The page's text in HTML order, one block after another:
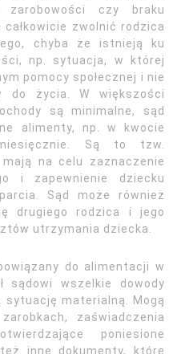
zarobowości czy braku
zwolnić rodzica
chyba że istnieją ku
np. sytuacja, w której
pomocy społecznej i nie
do życia. W większości
są minimalne, sąd
alimenty, np. w kwocie
Są to tzw.
na celu zaznaczenie
i zapewnienie dziecku
Sąd może również
drugiego rodzica i jego
utrzymania dziecka.
do alimentacji w
sądowi wszelkie dowody
materialną. Mogą
zaświadczenia
poniesione
inne dokumenty, które